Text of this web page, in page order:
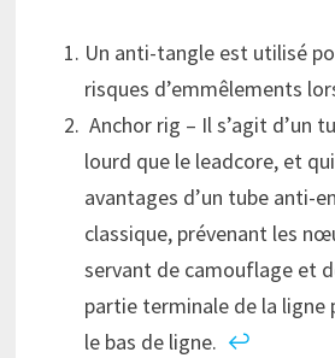
Un anti-tangle est utilisé
risques d’emmêlements
Anchor rig – Il s’agit d’un
lourd que le leadcore, et
avantages d’un tube anti-
classique, prévenant les
servant de camouflage et
partie terminale de la ligne
le bas de ligne. ↩︎